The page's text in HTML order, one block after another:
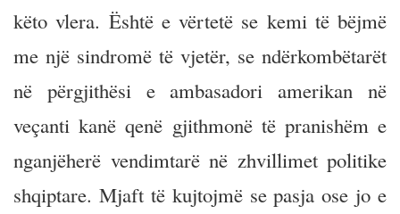
këto vlera. Është e vërtetë se kemi të bëjmë
me një sindromë të vjetër, se ndërkombëtarët
në përgjithësi e ambasadori amerikan në
veçanti kanë qenë gjithmonë të pranishëm e
nganjëherë vendimtarë në zhvillimet politike
shqiptare. Mjaft të kujtojmë se pasja ose jo e